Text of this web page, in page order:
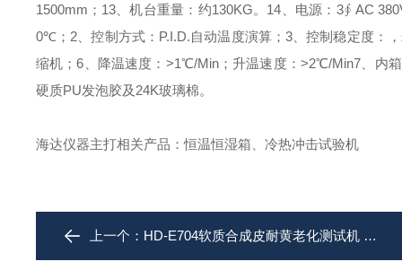
1500mm； 13、机台重量：约130KG。 14、电源：3∮ AC
0℃； 2、控制方式：P.I.D.自动温度演算； 3、控制稳定度：
缩机；6、降温速度：>1℃/Min；升温速度：>2℃/Min7、内
硬质PU发泡胶及24K玻璃棉。
海达仪器主打相关产品：恒温恒湿箱、冷热冲击试验机
上一个： HD-E704软质合成皮耐黄老化测试机 循环加热